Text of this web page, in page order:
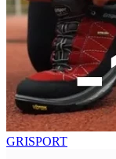
GRISPORT